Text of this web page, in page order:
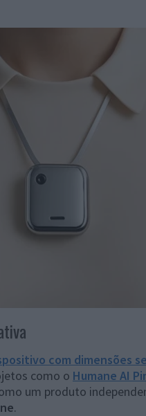
com dimensões
como o Humane AI
um produto
.